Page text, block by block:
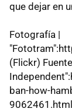
que dejar en
Fotografía |
(Flickr)
ban-how-